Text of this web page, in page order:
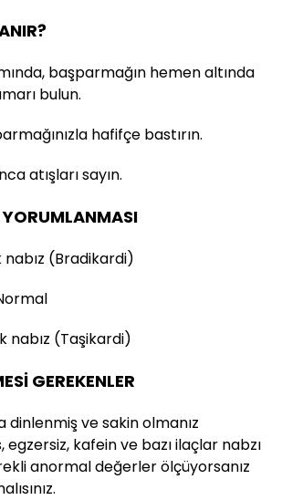
başparmağın hemen altında
bulun.
hafifçe bastırın.
atışları sayın.
nabız (Bradikardi)
nabız (Taşikardi)
GEREKENLER
dinlenmiş ve sakin olmanız
egzersiz, kafein ve bazı ilaçlar nabzı
anormal değerler ölçüyorsanız